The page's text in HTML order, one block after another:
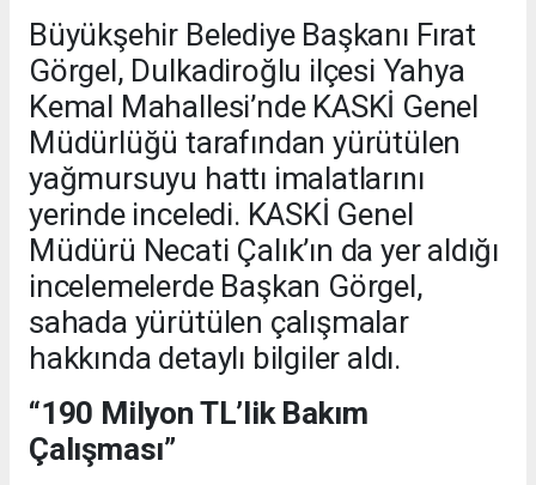
Büyükşehir Belediye Başkanı Fırat
Görgel, Dulkadiroğlu ilçesi Yahya
Kemal Mahallesi’nde KASKİ Genel
Müdürlüğü tarafından yürütülen
yağmursuyu hattı imalatlarını
yerinde inceledi. KASKİ Genel
Müdürü Necati Çalık’ın da yer aldığı
incelemelerde Başkan Görgel,
sahada yürütülen çalışmalar
hakkında detaylı bilgiler aldı.
“190 Milyon TL’lik Bakım
Çalışması”